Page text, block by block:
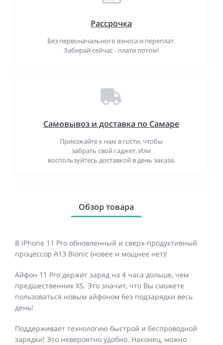
Рассрочка
Без первоначального взноса и переплат.
Забирай сейчас - плати потом!
Самовывоз и доставка по Самаре
Приезжайте к нам в гости, чтобы
забрать свой гаджет. Или
воспользуйтесь доставкой в день заказа.
Обзор товара
В iPhone 11 Pro обновленный и сверх-продуктивный
процессор A13 Bionic (новее и мощнее нет)!
Айфон 11 Pro держит заряд на 4 часа дольше, чем
предшественник XS. Это значит, что Вы сможете
пользоваться новым айфоном без подзарядки весь
день!
Поддерживает технологию быстрой и беспроводной
зарядки! Это невероятно удобно. Наконец, можно